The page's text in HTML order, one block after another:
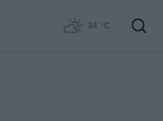
34 °C